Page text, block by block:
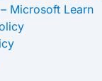
Microsoft Learn